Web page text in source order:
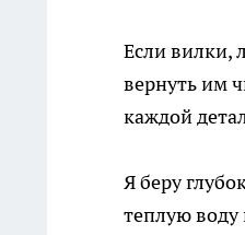
Если вилки,
вернуть им
каждой
Я беру
теплую